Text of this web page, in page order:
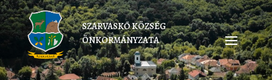
SZARVASKŐ KÖZSÉG
ÖNKORMÁNYZATA